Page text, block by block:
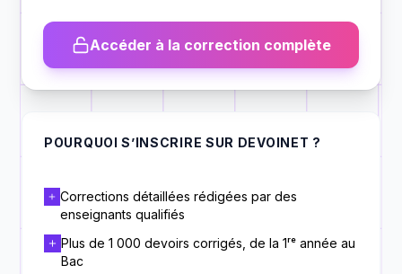
Accéder à la correction complète
POURQUOI S’INSCRIRE SUR DEVOINET ?
Corrections détaillées rédigées par des
enseignants qualifiés
Plus de 1 000 devoirs corrigés, de la 1ʳᵉ année au
Bac